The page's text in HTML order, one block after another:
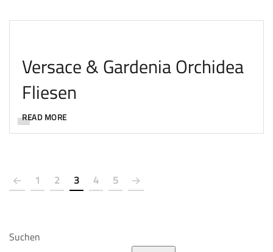
Versace & Gardenia Orchidea
Fliesen
READ MORE
1 2 3 4 5
Suchen